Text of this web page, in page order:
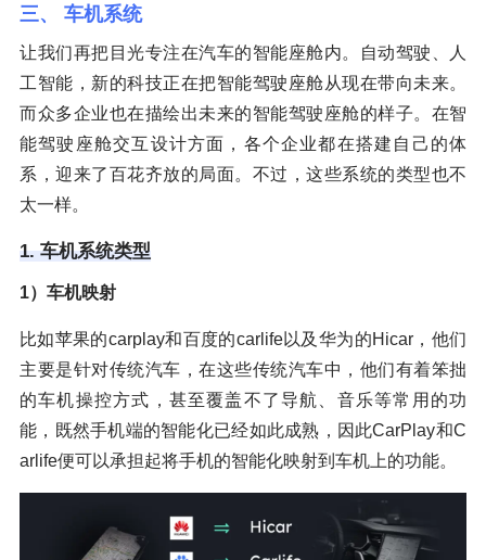
三、 车机系统
让我们再把目光专注在汽车的智能座舱内。自动驾驶、人
工智能，新的科技正在把智能驾驶座舱从现在带向未来。
而众多企业也在描绘出未来的智能驾驶座舱的样子。在智
能驾驶座舱交互设计方面，各个企业都在搭建自己的体
系，迎来了百花齐放的局面。不过，这些系统的类型也不
太一样。
1. 车机系统类型
1）车机映射
比如苹果的carplay和百度的carlife以及华为的Hicar，他们
主要是针对传统汽车，在这些传统汽车中，他们有着笨拙
的车机操控方式，甚至覆盖不了导航、音乐等常用的功
能，既然手机端的智能化已经如此成熟，因此CarPlay和C
arlife便可以承担起将手机的智能化映射到车机上的功能。